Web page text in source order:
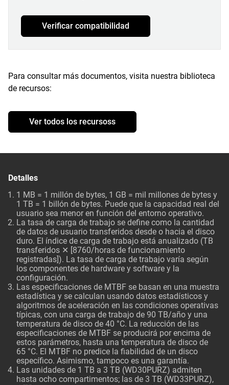
Verificar compatibilidad
Para consultar más documentos, visita nuestra biblioteca
de recursos:
Ver todos los recursoss
Detalles
1 MB = 1 millón de bytes, 1 GB = mil millones de bytes y
1 TB = 1 billón de bytes. Puede que la capacidad real del
usuario sea menor en función del entorno operativo.
La tasa de carga de trabajo se define como la cantidad
de datos de usuario transferidos desde o hacia el disco
duro. El índice de carga de trabajo está anualizado (TB
transferidos ✕ [8760/horas de funcionamiento
registradas]). La tasa de carga de trabajo varía según
los componentes de hardware y software y la
configuración.
Las especificaciones de MTBF se basan en una muestra
estadística y se calculan usando datos estadísticos y
algoritmos de aceleración en las condiciones operativas
típicas, con una carga de trabajo de 90 TB/año y una
temperatura de disco de 40 °C. La reducción de las
especificaciones de MTBF se producirá por encima de
estos parámetros, hasta una temperatura de disco de
65 °C. El MTBF no predice la fiabilidad de un disco
específico. Asimismo, tampoco es una garantía.
Las unidades de 1 TB a 3 TB (WD30PURZ) admiten
hasta ocho compartimentos; las de 3 TB (WD33PURZ),